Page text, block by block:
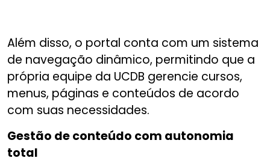
Além disso, o portal conta com um sistema
de navegação dinâmico, permitindo que a
própria equipe da UCDB gerencie cursos,
menus, páginas e conteúdos de acordo
com suas necessidades.
Gestão de conteúdo com autonomia
total